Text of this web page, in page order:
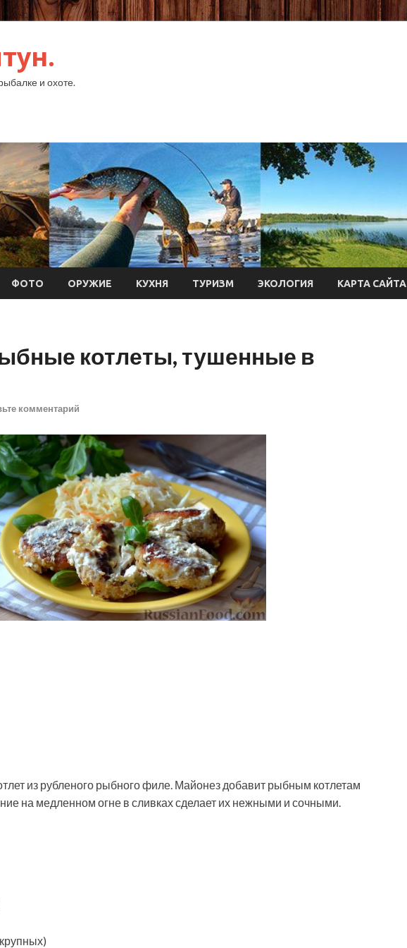
и охоте.
ФОТО ОРУЖИЕ КУХНЯ ТУРИЗМ ЭКОЛОГИЯ КАРТА САЙТА
котлеты, тушенные в
комментарий
из рубленого рыбного филе. Майонез добавит рыбным котлетам
на медленном огне в сливках сделает их нежными и сочными.